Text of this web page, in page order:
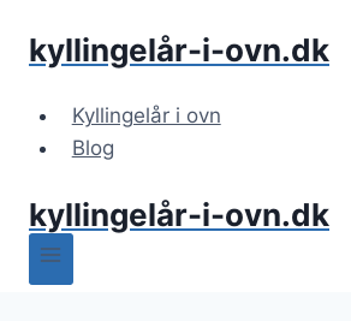
kyllingelår-i-ovn.dk
Kyllingelår i ovn
Blog
kyllingelår-i-ovn.dk